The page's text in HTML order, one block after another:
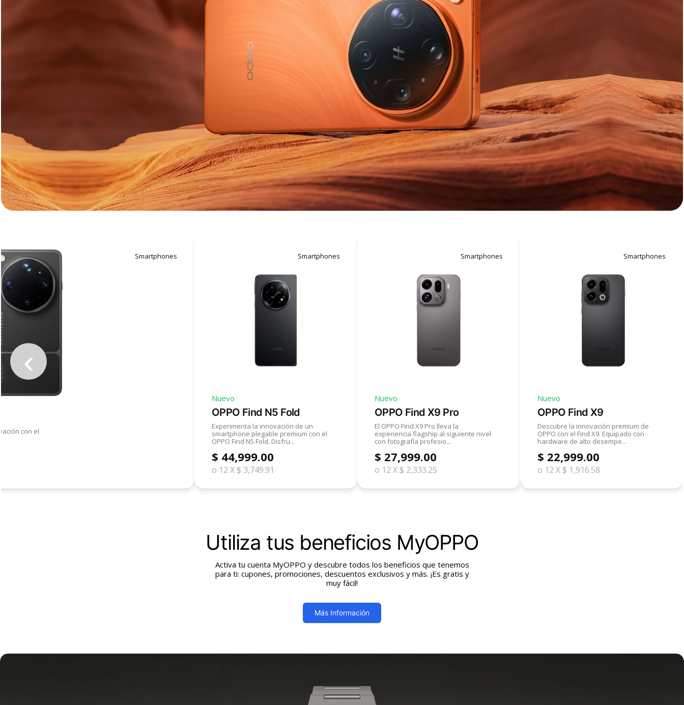
‹
Smartphones
con el
Smartphones
Nuevo
OPPO Find N5 Fold
Experimenta la innovación de un
smartphone plegable premium con el
OPPO Find N5 Fold. Disfru...
$ 44,999.00
o 12 X $ 3,749.91
Smartphones
Nuevo
OPPO Find X9 Pro
El OPPO Find X9 Pro lleva la
experiencia flagship al siguiente nivel
con fotografía profesio...
$ 27,999.00
o 12 X $ 2,333.25
Smartphones
Nuevo
OPPO Find X9
Descubre la innovación premium de
OPPO con el Find X9. Equipado con
hardware de alto desempe...
$ 22,999.00
o 12 X $ 1,916.58
Utiliza tus beneficios MyOPPO
Activa tu cuenta MyOPPO y descubre todos los beneficios que tenemos
para ti: cupones, promociones, descuentos exclusivos y más. ¡Es gratis y
muy fácil!
Más Información